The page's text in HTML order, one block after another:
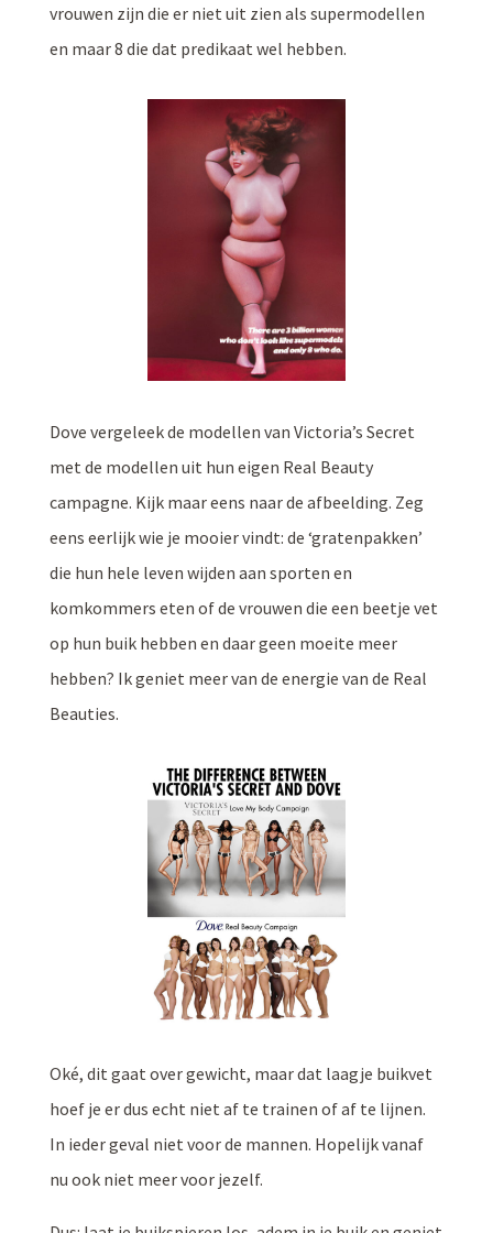
vrouwen zijn die er niet uit zien als supermodellen
en maar 8 die dat predikaat wel hebben.
Dove vergeleek de modellen van Victoria’s Secret
met de modellen uit hun eigen Real Beauty
campagne. Kijk maar eens naar de afbeelding. Zeg
eens eerlijk wie je mooier vindt: de ‘gratenpakken’
die hun hele leven wijden aan sporten en
komkommers eten of de vrouwen die een beetje vet
op hun buik hebben en daar geen moeite meer
hebben? Ik geniet meer van de energie van de Real
Beauties.
Oké, dit gaat over gewicht, maar dat laagje buikvet
hoef je er dus echt niet af te trainen of af te lijnen.
In ieder geval niet voor de mannen. Hopelijk vanaf
nu ook niet meer voor jezelf.